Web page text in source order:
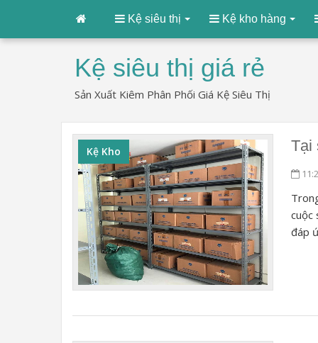
Kệ siêu thị Kệ kho hàng
Kệ siêu thị giá rẻ
Sản Xuất Kiêm Phân Phối Giá Kệ Siêu Thị
Tại
Kệ Kho
cuộc
đáp